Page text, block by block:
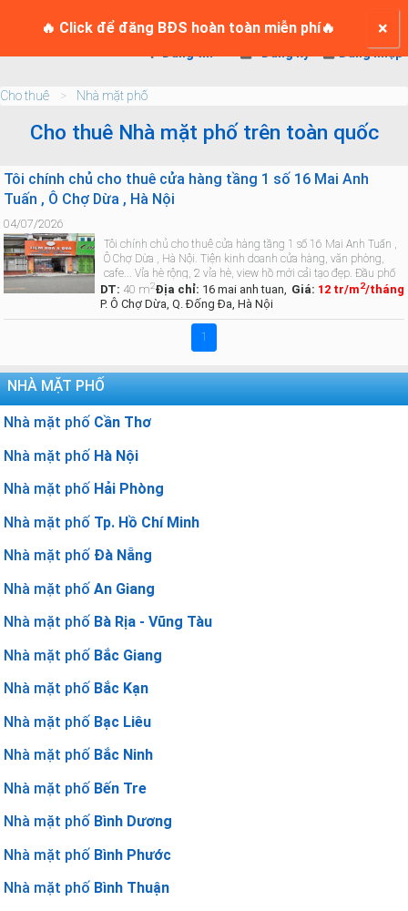
🔥 Click để đăng BĐS hoàn toàn miễn phí🔥 ×
Đăng nhập
Login
Cho thuê Nhà mặt phố
Cho thuê Nhà mặt phố trên toàn quốc
Tôi chính chủ cho thuê cửa hàng tầng 1 số 16 Mai Anh
Tuấn , Ô Chợ Dừa , Hà Nội
04/07/2026
Tôi chính chủ cho thuê cửa hàng tầng 1 số 16 Mai Anh Tuấn ,
Ô Chợ Dừa , Hà Nội. Tiện kinh doanh cửa hàng, văn phòng,
cafe... Vỉa hè rộng, 2 vỉa hè, view hồ mới cải tạo đẹp. Đầu phố
Mai Anh Tuấn, gần ngã 3 với Hoàng Cầu, điểm đẹp nhất trong
…Xem chi tiết »
DT: 40 m2 Giá: 12 tr/m2/tháng
Địa chỉ: 16 mai anh tuan,
P. Ô Chợ Dừa, Q. Đống Đa, Hà Nội
1
NHÀ MẶT PHỐ
Nhà mặt phố Cần Thơ
Nhà mặt phố Hà Nội
Nhà mặt phố Hải Phòng
Nhà mặt phố Tp. Hồ Chí Minh
Nhà mặt phố Đà Nẵng
Nhà mặt phố An Giang
Nhà mặt phố Bà Rịa - Vũng Tàu
Nhà mặt phố Bắc Giang
Nhà mặt phố Bắc Kạn
Nhà mặt phố Bạc Liêu
Nhà mặt phố Bắc Ninh
Nhà mặt phố Bến Tre
Nhà mặt phố Bình Dương
Nhà mặt phố Bình Phước
Nhà mặt phố Bình Thuận